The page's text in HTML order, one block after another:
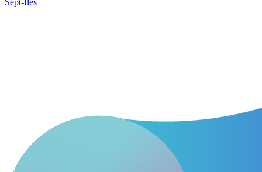
Sept-Îles